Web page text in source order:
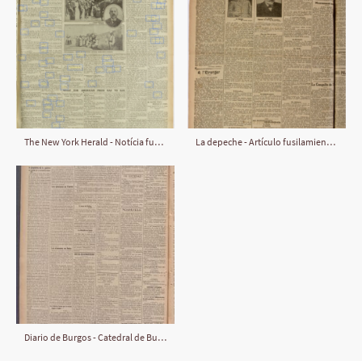
The New York Herald - Notícia fusilamiento de Francisco Ferrer y Guardia (octubre 1909) La depeche - Artículo fusilamiento de Francisco Ferrer y Guardia (octubre 1909)
Diario de Burgos - Catedral de Burgos (diciembre 1914)